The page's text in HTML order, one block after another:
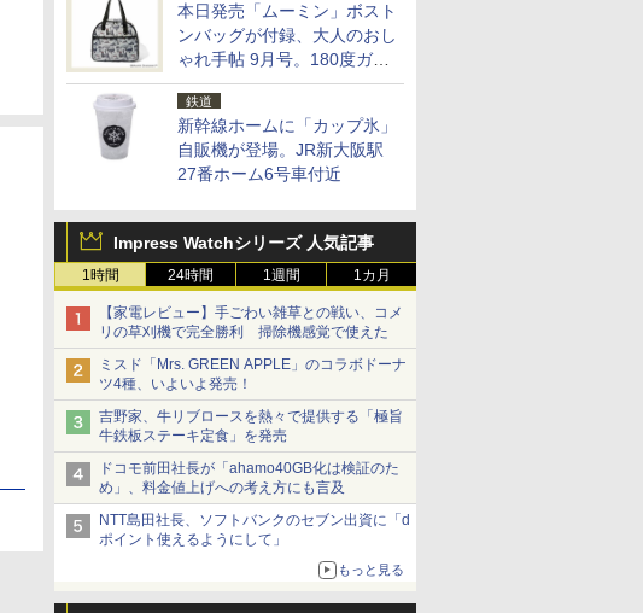
本日発売「ムーミン」ボスト
ンバッグが付録、大人のおし
ゃれ手帖 9月号。180度ガバ
ッと開いて大容量
鉄道
新幹線ホームに「カップ氷」
自販機が登場。JR新大阪駅
27番ホーム6号車付近
Impress Watchシリーズ 人気記事
1時間 24時間 1週間 1カ月
【家電レビュー】手ごわい雑草との戦い、コメ
リの草刈機で完全勝利 掃除機感覚で使えた
ミスド「Mrs. GREEN APPLE」のコラボドーナ
ツ4種、いよいよ発売！
吉野家、牛リブロースを熱々で提供する「極旨
牛鉄板ステーキ定食」を発売
ドコモ前田社長が「ahamo40GB化は検証のた
め」、料金値上げへの考え方にも言及
NTT島田社長、ソフトバンクのセブン出資に「d
ポイント使えるようにして」
もっと見る